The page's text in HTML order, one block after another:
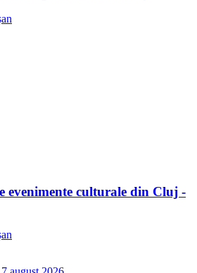
evenimente culturale din Cluj -